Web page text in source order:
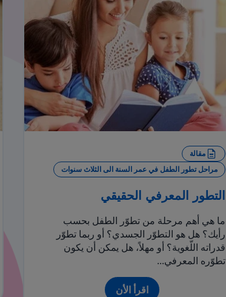
مقالة
مراحل تطور الطفل في عمر السنة الى الثلاث سنوات
التطور المعرفي الحقيقي
ما هي أهم مرحلة من تطوّر الطفل بحسب
رأيك؟ هل هو التطوّر الجسدي؟ أو ربما تطوّر
قدراته اللّغوية؟ أو مهلاً، هل يمكن أن يكون
تطوّره المعرفي...
اقرأ الأن